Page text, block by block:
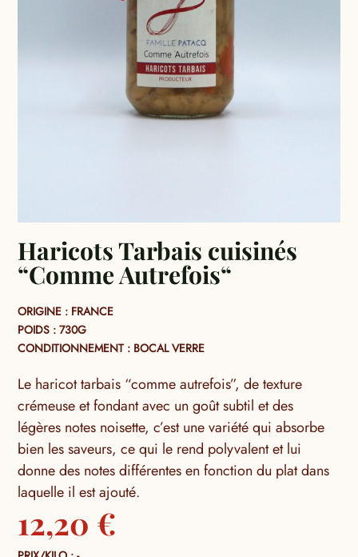
Haricots Tarbais cuisinés
“Comme Autrefois“
ORIGINE : FRANCE
POIDS : 730G
CONDITIONNEMENT : BOCAL VERRE
Le haricot tarbais “comme autrefois”, de texture
crémeuse et fondant avec un goût subtil et des
légères notes noisette, c’est une variété qui absorbe
bien les saveurs, ce qui le rend polyvalent et lui
donne des notes différentes en fonction du plat dans
laquelle il est ajouté.
12,20 €